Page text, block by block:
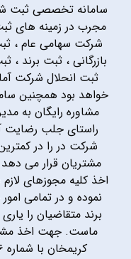
سامانه تخصصی ثبت
مجرب در زمینه های
شرکت سهامی عام ،
بازرگانی ، ثبت برند
ثبت انحلال شرکت
خواهد بود همچنین
مشاوره رایگان به
راستای جلب رضایت
شرکت در را در
مشتریان قرار می
اخذ کلیه مجوزهای
نموده و در تمامی
برند متقاضیان را
ماست. جهت اخذ
کریمخان با شماره ۰۲۱۸۷۱۴۶ تماس حاصل فرمایید.